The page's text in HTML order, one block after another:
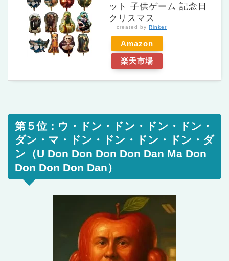
ット 子供ゲーム 記念日
クリスマス
created by Rinker
Amazon
楽天市場
第５位：ウ・ドン・ドン・ドン・ドン・
ダン・マ・ドン・ドン・ドン・ドン・ダ
ン（U Don Don Don Don Dan Ma Don
Don Don Don Dan）